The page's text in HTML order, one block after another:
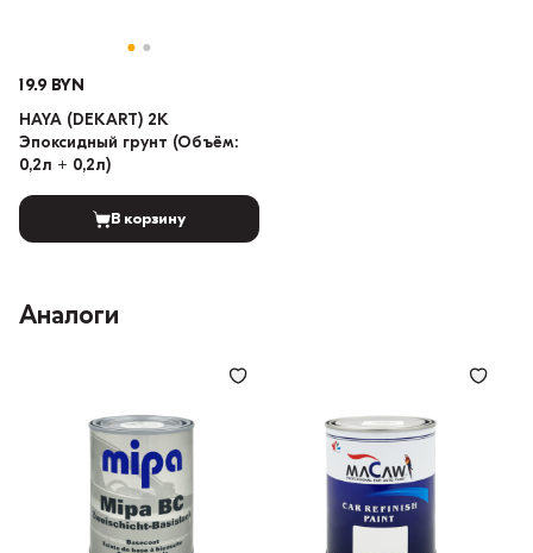
19.9 BYN
HAYA (DEKART) 2K
Эпоксидный грунт (Объём:
0,2л + 0,2л)
В корзину
Аналоги